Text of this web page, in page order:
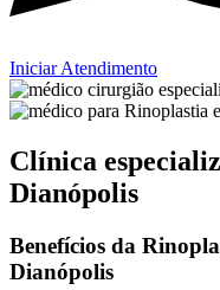
Iniciar Atendimento
Clínica
Dianópolis
Benefícios da
Dianópolis